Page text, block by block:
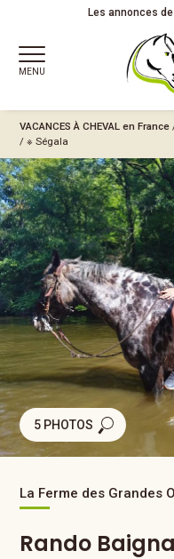
Les annonces
MENU
VACANCES À CHEVALen France
/※ Ségala
5 PHOTOS
La Ferme des Grandes
Rando